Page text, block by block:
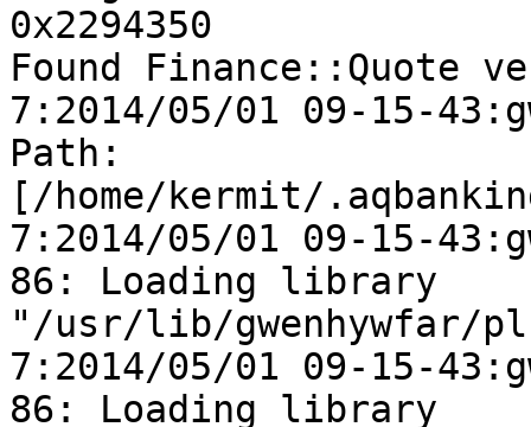
0x2294350
Found Finance::Quote
7:2014/05/01 09-15-
Path:
[/home/kermit/
7:2014/05/01 09-15-
86: Loading library
"/usr/lib/gwenhywfar/
7:2014/05/01 09-15-
86: Loading library